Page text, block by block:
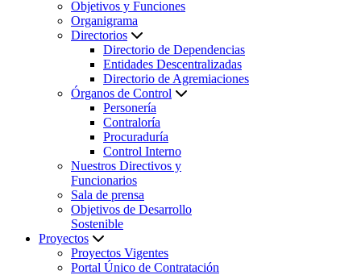
Objetivos y Funciones
Organigrama
Directorios
Directorio de Dependencias
Entidades Descentralizadas
Directorio de Agremiaciones
Órganos de Control
Personería
Contraloría
Procuraduría
Control Interno
Nuestros Directivos y
Funcionarios
Sala de prensa
Objetivos de Desarrollo
Sostenible
Proyectos
Proyectos Vigentes
Portal Único de Contratación